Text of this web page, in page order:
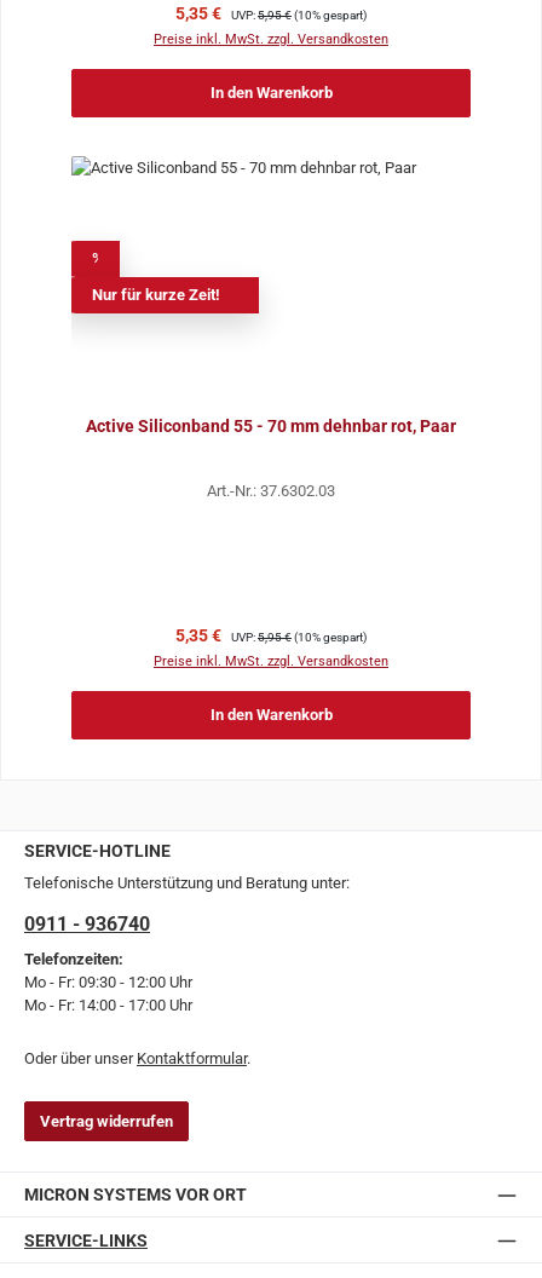
Verkaufspreis:
5,35 € Regulärer Preis:
UVP:5,95 €(10% gespart)
Preise inkl. MwSt. zzgl. Versandkosten
In den Warenkorb
Nur für kurze Zeit!
Active Siliconband 55 - 70 mm dehnbar rot, Paar
Art.-Nr.: 37.6302.03
Verkaufspreis:
5,35 € Regulärer Preis:
UVP:5,95 €(10% gespart)
Preise inkl. MwSt. zzgl. Versandkosten
In den Warenkorb
SERVICE-HOTLINE
Telefonische Unterstützung und Beratung unter:
0911 - 936740
Telefonzeiten:
Mo - Fr: 09:30 - 12:00 Uhr
Mo - Fr: 14:00 - 17:00 Uhr
Oder über unser Kontaktformular.
Vertrag widerrufen
MICRON SYSTEMS VOR ORT
SERVICE-LINKS